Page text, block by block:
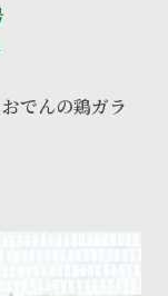
でんの鶏ガラ